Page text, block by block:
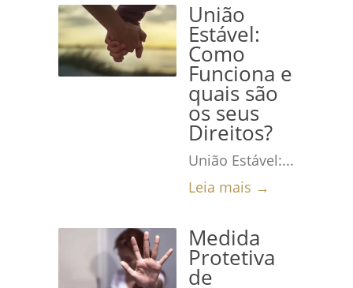
União
Estável:
Como
Funciona e
quais são
os seus
Direitos?
União Estável:...
Leia mais →
Medida
Protetiva
de